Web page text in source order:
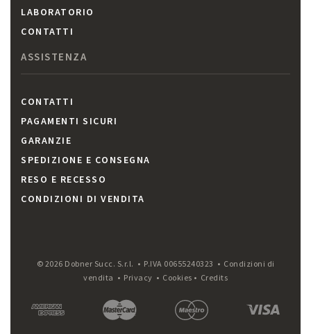
LABORATORIO
CONTATTI
ASSISTENZA
CONTATTI
PAGAMENTI SICURI
GARANZIE
SPEDIZIONE E CONSEGNA
RESO E RECESSO
CONDIZIONI DI VENDITA
© 2026 Dobner Succ. S.r.l. • P.IVA 00655240323 • Condizioni di
vendita • Privacy • Cookies • Credits